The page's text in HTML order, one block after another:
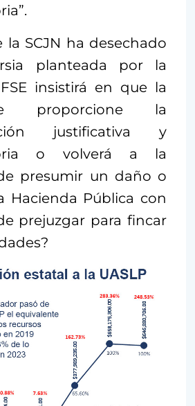
la SCJN ha desechado
planteada por la
insistirá en que la
proporcione la
justificativa y
o volverá a la
presumir un daño o
Hacienda Pública con
prejuzgar para fincar